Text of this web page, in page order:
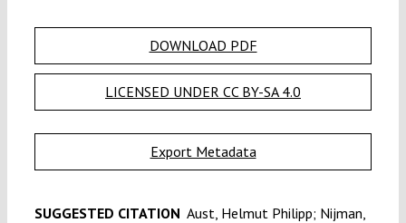
DOWNLOAD PDF
LICENSED UNDER CC BY-SA 4.0
Export Metadata
SUGGESTED CITATION Aust, Helmut Philipp; Nijman,